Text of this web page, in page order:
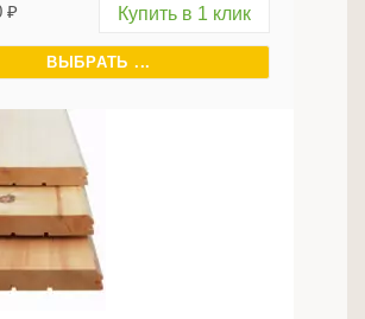
₽ Купить в 1 клик
ВЫБРАТЬ ...